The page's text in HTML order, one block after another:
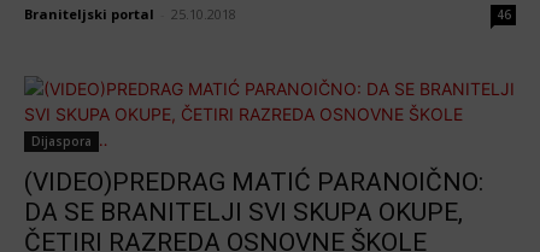
Braniteljski portal 25.10.2018 46
Dijaspora
(VIDEO)PREDRAG MATIĆ PARANOIČNO:
DA SE BRANITELJI SVI SKUPA OKUPE,
ČETIRI RAZREDA OSNOVNE ŠKOLE